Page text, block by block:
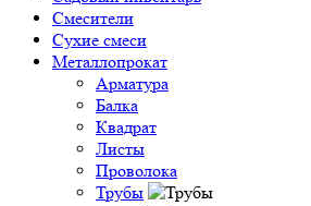
Смесители
Сухие смеси
Металлопрокат
Арматура
Балка
Квадрат
Листы
Проволока
Трубы